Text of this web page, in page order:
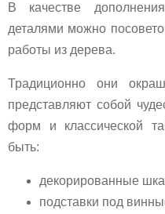
В качестве
деталями можно
работы из дерева.
Традиционно они
представляют собой
форм и классической
быть:
декорированные
подставки под